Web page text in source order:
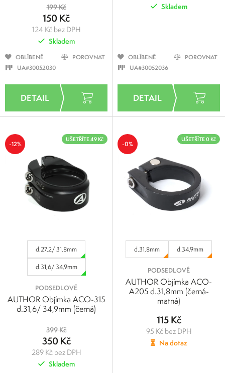
199 Kč
150 Kč
124 Kč bez DPH
Skladem
OBLÍBENÉ
POROVNAT
UA#30052030
Skladem
OBLÍBENÉ
POROVNAT
UA#30052036
-12%
UŠETŘÍTE 49 Kč
d.27,2/ 31,8mm
d.31,6/ 34,9mm
PODSEDLOVÉ
AUTHOR Objímka ACO-315
d.31,6/ 34,9mm (černá)
399 Kč
350 Kč
289 Kč bez DPH
Skladem
-0%
UŠETŘÍTE 0 Kč
d.31,8mm d.34,9mm
PODSEDLOVÉ
AUTHOR Objímka ACO-
A205 d.31,8mm (černá-
matná)
115 Kč
95 Kč bez DPH
Na dotaz